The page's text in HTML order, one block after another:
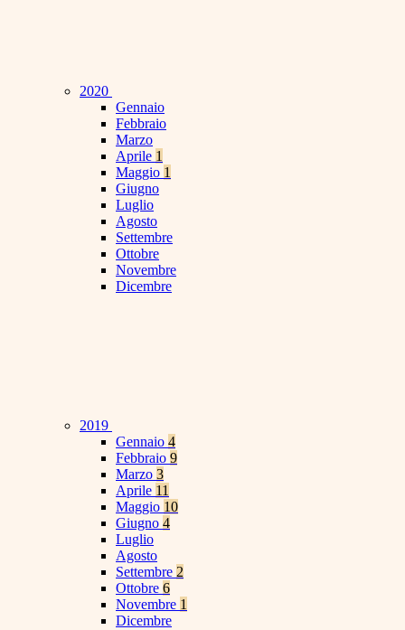
2020
Gennaio
Febbraio
Marzo
Aprile 1
Maggio 1
Giugno
Luglio
Agosto
Settembre
Ottobre
Novembre
Dicembre
2019
Gennaio 4
Febbraio 9
Marzo 3
Aprile 11
Maggio 10
Giugno 4
Luglio
Agosto
Settembre 2
Ottobre 6
Novembre 1
Dicembre